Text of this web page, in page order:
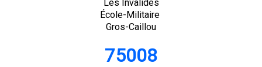
Les Invalides
École-Militaire
Gros-Caillou
75008